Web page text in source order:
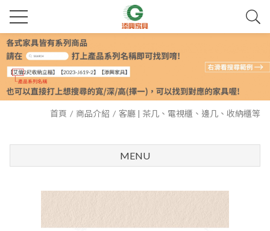
首頁 商品介紹 客廳 | 茶几、電視櫃、邊几、收納櫃等
MENU